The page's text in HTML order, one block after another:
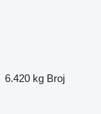
6.420 kg Broj